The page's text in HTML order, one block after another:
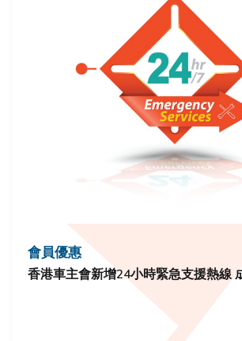
會員優惠
香港車主會新增24小時緊急支援熱線